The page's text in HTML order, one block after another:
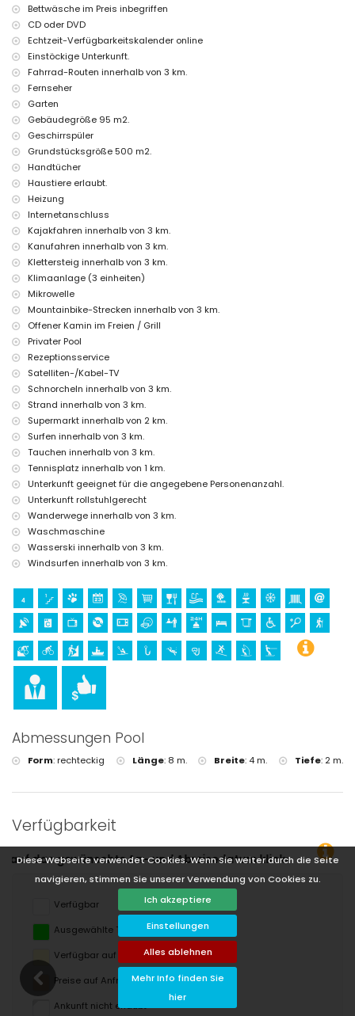
Diese Webseite verwendet Cookies. Wenn Sie weiter durch die Seite
navigieren, stimmen Sie unserer Verwendung von Cookies zu.
Ich akzeptiere
Einstellungen
Alles ablehnen
Mehr Info finden Sie
hier
Einrichtungen und Dienstleistungen, die im Mietpreis dieses
Ferienhauses inbegriffen sind
Internet (WiFi)
Staubsauger, Bügeleisen und Bügelbrett
Bettwäsche und Handtücher
Empfangsservice und 24-Stunden-Notdienst
Heizung und Klimaanlage
Einrichtungen und Dienstleistungen gegen Aufpreis
Zusatzbett und Kinderbetten/Kinderreisebetten (auf Anfrage)
Unterhaltungs- und Freizeitaktivitäten für Ihren Urlaub in Jávea,
Costa Blanca
Bar (innerhalb von 5 Kilometern vom Haus)
Sehenswürdigkeiten und Kultur in Jávea, Costa Blanca
Museum (Pueblo Histórico, Jávea), Kirche (San Bartolomé, Jávea),
Ruine (Pueblo Histórico, Jávea), Denkmal (Pueblo Histórico, Jávea),
architektonisches Gebäude (Pueblo Histórico, Jávea), historischer
Ort (Pueblo Histórico und Jávea) (innerhalb von 10 Kilometern von
der Unterkunft)
Palast (Königspalast von Valencia), Schloss (Portal de la Vila und
Denia) (innerhalb von 25 Kilometern von der Unterkunft)
Sport
Tennis (innerhalb von 1000 Metern vom Haus)
Wandern, Mountainbiking, Radfahren, Klettern, Kanufahren,
Kajakfahren, Angeln, Tauchen, Schnorcheln, Surfen, Windsurfen
und Wasserski (innerhalb von 5 Kilometern vom Haus)
Golf (Jávea Golf Club Jávea) und Reiten (innerhalb von 10
Kilometern vom Haus)
Bettwäsche im Preis inbegriffen
CD oder DVD
Echtzeit-Verfügbarkeitskalender online
Einstöckige Unterkunft.
Fahrrad-Routen innerhalb von 3 km.
Fernseher
Garten
Gebäudegröße 95 m2.
Geschirrspüler
Grundstücksgröße 500 m2.
Handtücher
Haustiere erlaubt.
Heizung
Internetanschluss
Kajakfahren innerhalb von 3 km.
Kanufahren innerhalb von 3 km.
Klettersteig innerhalb von 3 km.
Klimaanlage (3 einheiten)
Mikrowelle
Mountainbike-Strecken innerhalb von 3 km.
Offener Kamin im Freien / Grill
Privater Pool
Rezeptionsservice
Satelliten-/Kabel-TV
Schnorcheln innerhalb von 3 km.
Strand innerhalb von 3 km.
Supermarkt innerhalb von 2 km.
Surfen innerhalb von 3 km.
Tauchen innerhalb von 3 km.
Tennisplatz innerhalb von 1 km.
Unterkunft geeignet für die angegebene Personenanzahl.
Unterkunft rollstuhlgerecht
Wanderwege innerhalb von 3 km.
Waschmaschine
Wasserski innerhalb von 3 km.
Windsurfen innerhalb von 3 km.
Abmessungen Pool
Form:rechteckig Länge: 8 m. Breite: 4 m. Tiefe: 2 m.
Verfügbarkeit
Abreisedatum klicken!
Verfügbar
Ausgewählte Termine
Verfügbar auf Anfrage
Preise auf Anfrage
Ankunft nicht erlaubt